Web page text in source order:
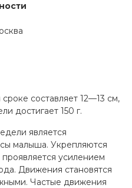
составляет 12—13 см,
достигает 150 г.
является
малыша. Укрепляются
усилением
Движения становятся
Частые движения